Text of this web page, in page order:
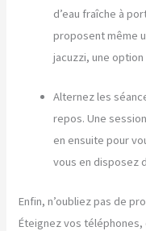
d’eau fraîche à
proposent même
jacuzzi, une
Alternez les
repos. Une
en ensuite pour
vous en disposez
Enfin, n’oubliez pas de
Éteignez vos